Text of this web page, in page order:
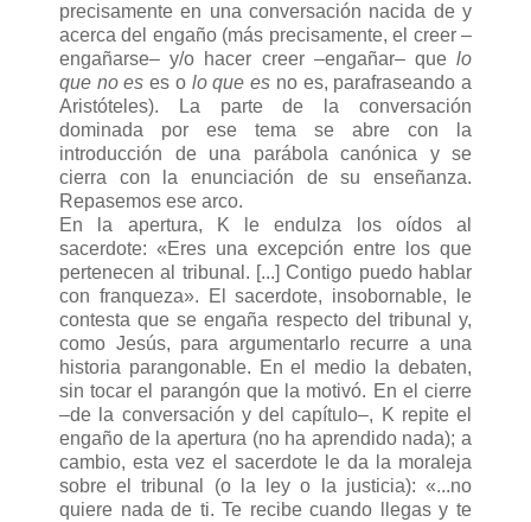
precisamente en una conversación nacida de y
acerca del engaño (más precisamente, el creer –
engañarse– y/o hacer creer –engañar– que lo
que no es es o lo que es no es, parafraseando a
Aristóteles). La parte de la conversación
dominada por ese tema se abre con la
introducción de una parábola canónica y se
cierra con la enunciación de su enseñanza.
Repasemos ese arco.
En la apertura, K le endulza los oídos al
sacerdote: «Eres una excepción entre los que
pertenecen al tribunal. [...] Contigo puedo hablar
con franqueza». El sacerdote, insobornable, le
contesta que se engaña respecto del tribunal y,
como Jesús, para argumentarlo recurre a una
historia parangonable. En el medio la debaten,
sin tocar el parangón que la motivó. En el cierre
–de la conversación y del capítulo–, K repite el
engaño de la apertura (no ha aprendido nada); a
cambio, esta vez el sacerdote le da la moraleja
sobre el tribunal (o la ley o la justicia): «...no
quiere nada de ti. Te recibe cuando llegas y te